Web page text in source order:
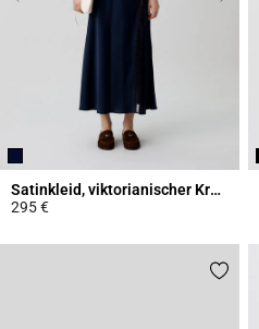
Satinkleid, viktorianischer Kragen
295 €